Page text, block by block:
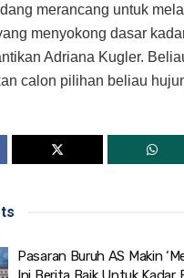
merancang untuk
menyokong dasar
Adriana Kugler.
calon pilihan beliau
Pasaran Buruh AS Makin